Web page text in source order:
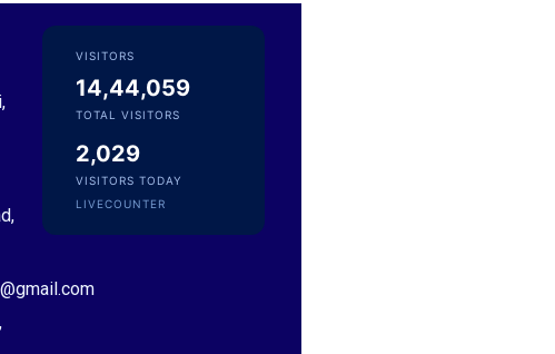
Sri Pulavarthi Ramakrishna Rao
VISITORS
14,44,060
TOTAL VISITORS
2,029
VISITORS TODAY
LIVECOUNTER